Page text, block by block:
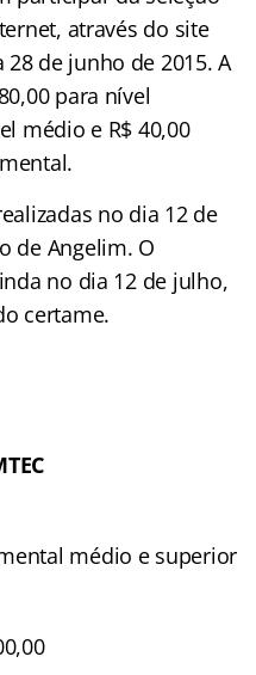
através do site
de junho de 2015. A
para nível
médio e R$ 40,00
no dia 12 de
de Angelim. O
no dia 12 de julho,
certame.
médio e superior